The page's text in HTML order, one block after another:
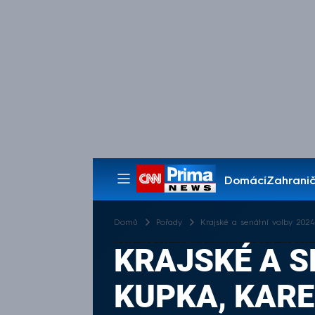
Domácí
Pořady
Domů Pořady Krajské a senátní volby 2024
KRAJSKÉ A
KUPKA,